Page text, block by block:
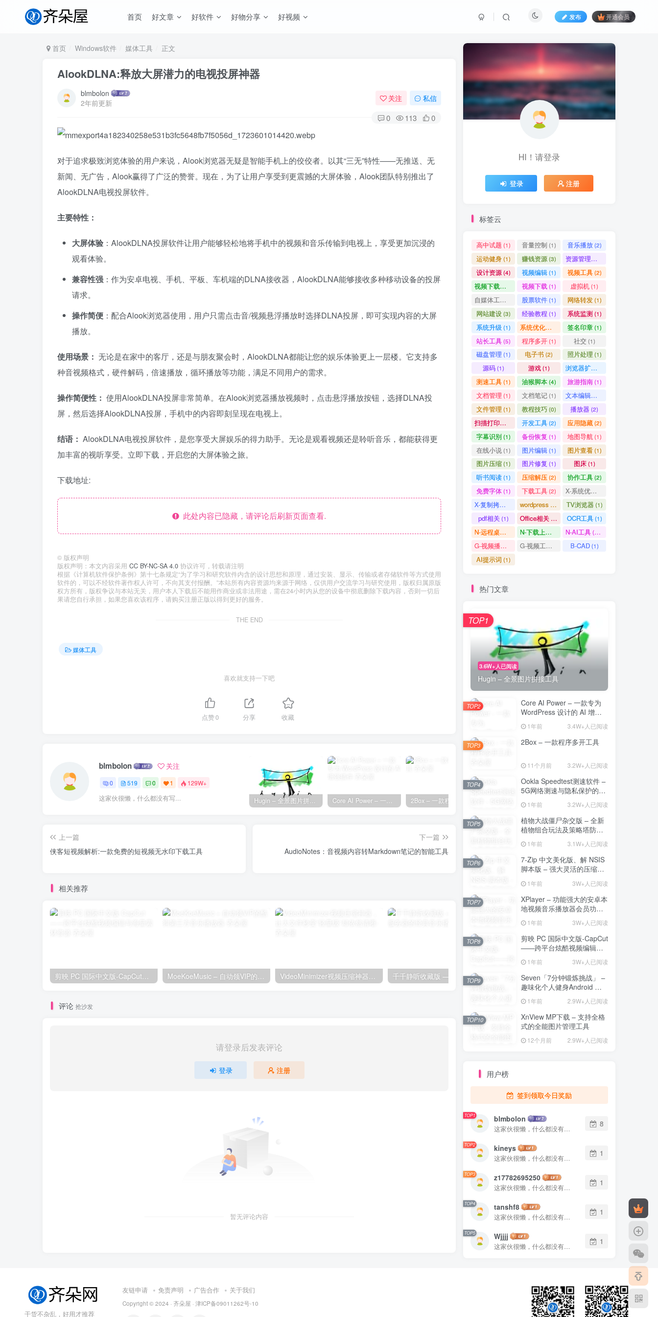
首页 好文章 好软件 好物分享 好视频 发布 开通会员
首页 Windows软件 媒体工具 正文
AlookDLNA:释放大屏潜力的电视投屏神器
blmbolon
2年前更新
关注 私信
0 113 0
对于追求极致浏览体验的用户来说，Alook浏览器无疑是智能手机上的佼佼者。以其“三无”特性——无推送、无
新闻、无广告，Alook赢得了广泛的赞誉。现在，为了让用户享受到更震撼的大屏体验，Alook团队特别推出了
AlookDLNA电视投屏软件。
主要特性：
大屏体验 ：AlookDLNA投屏软件让用户能够轻松地将手机中的视频和音乐传输到电视上，享受更加沉浸的
观看体验。
兼容性强 ：作为安卓电视、手机、平板、车机端的DLNA接收器，AlookDLNA能够接收多种移动设备的投屏
请求。
操作简便 ：配合Alook浏览器使用，用户只需点击音/视频悬浮播放时选择DLNA投屏，即可实现内容的大屏
播放。
使用场景： 无论是在家中的客厅，还是与朋友聚会时，AlookDLNA都能让您的娱乐体验更上一层楼。它支持多
种音视频格式，硬件解码，倍速播放，循环播放等功能，满足不同用户的需求。
操作简便性： 使用AlookDLNA投屏非常简单。在Alook浏览器播放视频时，点击悬浮播放按钮，选择DLNA投
屏，然后选择AlookDLNA投屏，手机中的内容即刻呈现在电视上。
结语： AlookDLNA电视投屏软件，是您享受大屏娱乐的得力助手。无论是观看视频还是聆听音乐，都能获得更
加丰富的视听享受。立即下载，开启您的大屏体验之旅。
下载地址:
此处内容已隐藏，请评论后刷新页面查看.
© 版权声明
版权声明：本文内容采用 CC BY-NC-SA 4.0 协议许可，转载请注明
根据《计算机软件保护条例》第十七条规定“为了学习和研究软件内含的设计思想和原理，通过安装、显示、传输或者存储软件等方式使用
软件的，可以不经软件著作权人许可，不向其支付报酬。”本站所有内容资源均来源于网络，仅供用户交流学习与研究使用，版权归属原版
权方所有，版权争议与本站无关，用户本人下载后不能用作商业或非法用途，需在24小时内从您的设备中彻底删除下载内容，否则一切后
果请您自行承担，如果您喜欢该程序，请购买注册正版以得到更好的服务。
THE END
媒体工具
喜欢就支持一下吧
点赞0 分享 收藏
blmbolon 关注
0 519 0 1 129W+
这家伙很懒，什么都没有写...
上一篇
侠客短视频解析:一款免费的短视频无水印下载工具
下一篇
AudioNotes：音视频内容转Markdown笔记的智能工具
相关推荐
剪映 PC 国际中文版-CapCut——跨平台炫酷视频编辑与海量素材资源 MoeKoeMusic – 自动领VIP的酷狗第三方音乐播放器 千千静听收藏版 —— 集成多歌词服务器的经典音乐播放器
评论 抢沙发
请登录后发表评论
登录 注册
暂无评论内容
HI！请登录
登录 注册
标签云
高中试题 (1) 音量控制 (1) 音乐播放(2)
运动健身(1) 赚钱资源(3) 资源管理器
设计资源(4) 视频编辑(1) 视频工具(2)
视频下载工具 视频下载(1) 虚拟机(1)
自媒体工具 股票软件(1) 网络转发(1)
网站建设(3) 经验教程 (1) 系统监测 (1)
系统升级 (1) 系统优化清理 签名印章(1)
站长工具(5) 程序多开(1) 社交 (1)
磁盘管理 (1) 电子书(2) 照片处理 (1)
源码(1) 游戏(1) 浏览器扩展
测速工具(1) 油猴脚本(4) 旅游指南(1)
文档管理 (1) 文档笔记(1) 文本编辑器
文件管理 (1) 教程技巧(0) 播放器(2)
扫描打印软件 开发工具(2) 应用隐藏(2)
字幕识别 (1) 备份恢复 (1) 地图导航 (1)
在线小说(1) 图片编辑(1) 图片查看(1)
图片压缩(1) 图片修复 (1) 图床(1)
听书阅读(1) 压缩解压(2) 协作工具(2)
免费字体(1) 下载工具(2) X-系统优化
X-复制拷贝 wordpress TV浏览器(1)
pdf相关(1) Office相关 OCR工具(1)
N-远程桌面 N-下载上传 N-AI工具(37)
G-视频播放 G-视频工具 B-CAD(1)
AI提示词 (1)
热门文章
3.6W+人已阅读
Hugin – 全景图片拼接工具
TOP1
Core AI Power – 一款专为
WordPress 设计的 AI 增强
插件1年前 3.4W+人已阅读
TOP2
2Box – 一款程序多开工具
11个月前 3.2W+人已阅读
TOP3
Ookla Speedtest测速软件 –
5G网络测速与隐私保护的多
功能工具
1年前 3.2W+人已阅读
TOP4
植物大战僵尸杂交版 – 全新
植物组合玩法及策略塔防的
魅力1年前 3.1W+人已阅读
TOP5
7-Zip 中文美化版、解 NSIS
脚本版 – 强大灵活的压缩与
1年前 3W+人已阅读
TOP6
XPlayer – 功能强大的安卓本
地视频音乐播放器会员功能
1年前 3W+人已阅读
TOP7
剪映 PC 国际中文版-CapCut
——跨平台炫酷视频编辑与
1年前 3W+人已阅读
TOP8
Seven「7分钟锻炼挑战」 –
趣味化个人健身Android 直
1年前 2.9W+人已阅读
TOP9
XnView MP下载 – 支持全格
式的全能图片管理工具
12个月前 2.9W+人已阅读
TOP10
用户榜
签到领取今日奖励
TOP1 blmbolon
这家伙很懒，什么都没有写...
8
TOP2 kineys
这家伙很懒，什么都没有写...
1
TOP3 z17782695250
这家伙很懒，什么都没有写...
1
TOP4 tanshf8
这家伙很懒，什么都没有写...
1
TOP5 Wjjjj
这家伙很懒，什么都没有写...
1
干货不杂乱，好用才推荐
友链申请 免责声明 广告合作 关于我们
Copyright © 2024 · 齐朵屋 · 津ICP备09011262号-10